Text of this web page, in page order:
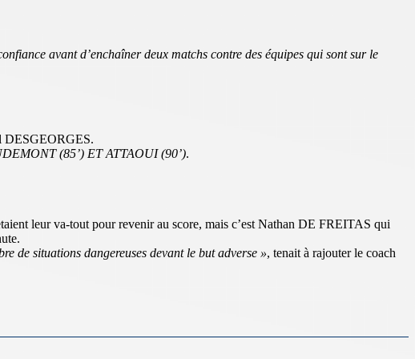
avant d’enchaîner deux matchs contre des équipes qui sont sur le
DESGEORGES.
(85’) ET ATTAOUI (90’).
leur va-tout pour revenir au score, mais c’est Nathan DE FREITAS qui
de situations dangereuses devant le but adverse », tenait à rajouter le coach